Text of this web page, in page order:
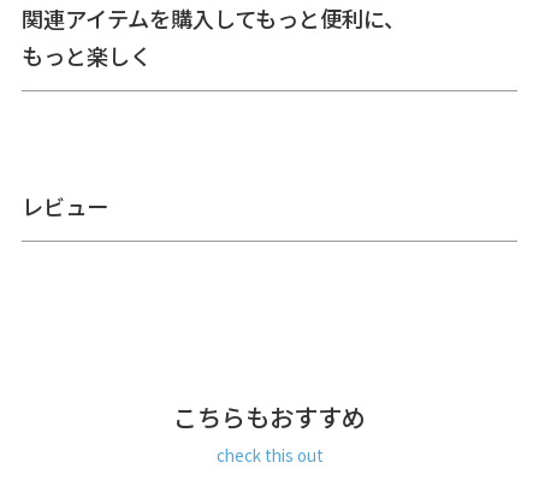
＞納期についてのご案内
備考
※生地の裁断により柄の出方は一点一点異なります。柄の指
によって表記のサイズと多少の誤差が生じる場合がありま
内寸：高さ5cm、幅4.5cm
＜重さ＞ 25g
関連アイテムを購入してもっと便利に、
もっと楽しく
レビュー
こちらもおすすめ
check this out